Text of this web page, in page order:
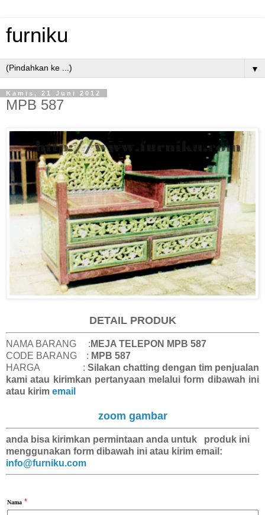
furniku
▼
Kamis, 21 Juni 2012
MPB 587
DETAIL PRODUK
NAMA BARANG : MEJA TELEPON MPB 587
CODE BARANG : MPB 587
HARGA : Silakan chatting dengan tim penjualan
kami atau kirimkan pertanyaan melalui form dibawah ini
atau kirim email
zoom gambar
anda bisa kirimkan permintaan anda untuk produk ini
menggunakan form dibawah ini atau kirim email:
info@furniku.com
Nama *